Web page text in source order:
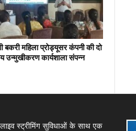
बकरी महिला प्रोड्यूसर कंपनी की दो
उन्मुखीकरण कार्यशाला संपन्न
स्ट्रीमिंग सुविधाओं के साथ एक